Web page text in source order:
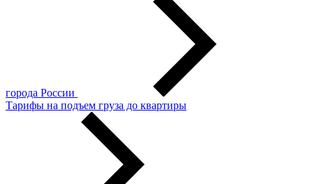
города России
Тарифы на подъем груза до квартиры